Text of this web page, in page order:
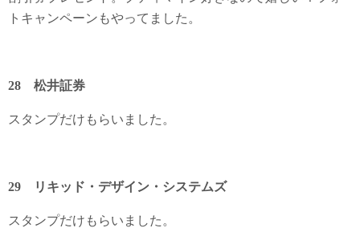
トキャンペーンもやってました。
28 松井証券
スタンプだけもらいました。
29 リキッド・デザイン・システムズ
スタンプだけもらいました。